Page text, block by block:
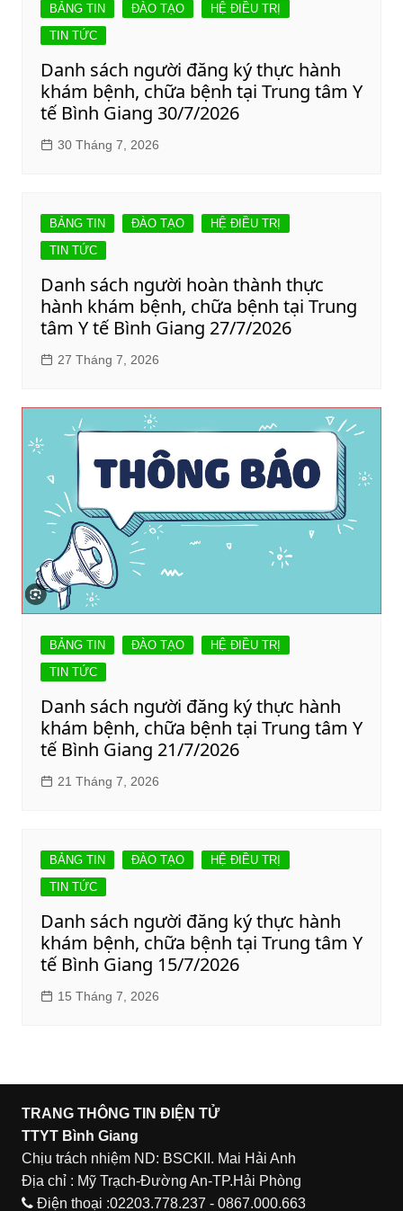
BẢNG TIN ĐÀO TẠO
HỆ ĐIỀU TRỊ
TIN TỨC
Danh sách người đăng ký thực hành
khám bệnh, chữa bệnh tại Trung tâm Y
tế Bình Giang 30/7/2026
30 Tháng 7, 2026
BẢNG TIN ĐÀO TẠO
HỆ ĐIỀU TRỊ
TIN TỨC
Danh sách người hoàn thành thực
hành khám bệnh, chữa bệnh tại Trung
tâm Y tế Bình Giang 27/7/2026
27 Tháng 7, 2026
BẢNG TIN ĐÀO TẠO
HỆ ĐIỀU TRỊ
TIN TỨC
Danh sách người đăng ký thực hành
khám bệnh, chữa bệnh tại Trung tâm Y
tế Bình Giang 21/7/2026
21 Tháng 7, 2026
BẢNG TIN ĐÀO TẠO
HỆ ĐIỀU TRỊ
TIN TỨC
Danh sách người đăng ký thực hành
khám bệnh, chữa bệnh tại Trung tâm Y
tế Bình Giang 15/7/2026
15 Tháng 7, 2026
TRANG THÔNG TIN ĐIỆN TỬ
TTYT Bình Giang
Chịu trách nhiệm ND: BSCKII. Mai Hải Anh
Địa chỉ : Mỹ Trạch-Đường An-TP.Hải Phòng
Điện thoại :02203.778.237 - 0867.000.663